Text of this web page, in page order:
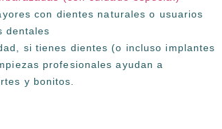
con dientes naturales o usuarios
dentales
si tienes dientes (o incluso implantes
profesionales ayudan a
y bonitos.